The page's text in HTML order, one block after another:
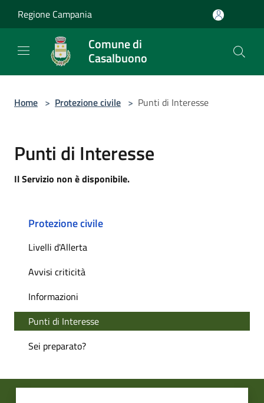
Regione Campania
Comune di
Casalbuono
Home > Protezione civile > Punti di Interesse
Punti di Interesse
Il Servizio non è disponibile.
Protezione civile
Livelli d'Allerta
Avvisi criticità
Informazioni
Punti di Interesse
Sei preparato?